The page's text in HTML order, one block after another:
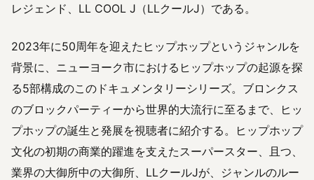
レジェンド、LL COOL J（LLクールJ）である。
2023年に50周年を迎えたヒップホップというジャンルを
背景に、ニューヨーク市におけるヒップホップの起源を探
る5部構成のこのドキュメンタリーシリーズ。ブロンクス
のブロックパーティーから世界的大流行に至るまで、ヒッ
プホップの誕生と発展を視聴者に紹介する。ヒップホップ
文化の初期の商業的躍進を支えたスーパースター、且つ、
業界の大御所中の大御所、LLクールJが、ジャンルのルー